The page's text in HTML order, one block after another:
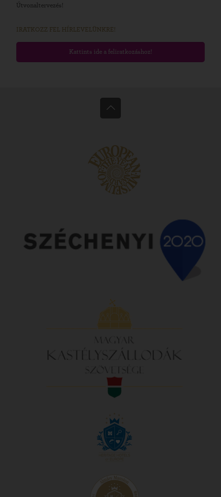
Útvonaltervezés!
IRATKOZZ FEL HÍRLEVELÜNKRE!
Kattints ide a feliratkozáshoz!